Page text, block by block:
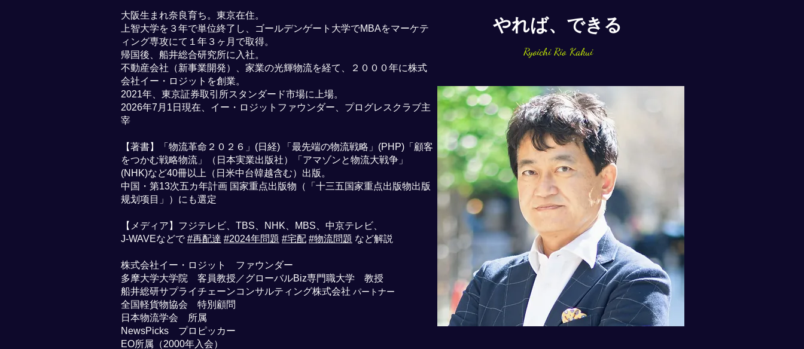
大阪生まれ奈良育ち。東京在住。
上智大学を３年で単位終了し、ゴールデンゲート大学でMBAをマーケテ
ィング専攻にて１年３ヶ月で取得。
帰国後、​船井総合研究所に入社。
不動産会社（新事業開発）、家業の光輝物流を経て、２０００年に株式
会社イー・ロジットを創業。
2021年、東京証券取引所スタンダード市場に上場。
2026年7月1日​現在、イー・ロジットファウンダー、プログレスクラブ主
宰
【著書】「物流革命２０２６」(日経) 「最先端の物流戦略」(PHP)「顧客
をつかむ戦略物流」（日本実業出版社）「アマゾンと物流大戦争」
(NHK)など40冊以上（日米中台韓越含む）出版。
中国・第13次五カ年計画 国家重点出版物（「十三五国家重点出版物出版
规划项目」）にも選定
【メディア】フジテレビ、TBS、NHK、MBS、中京テレビ、
J-WAVEなどで#再配達 #2024年問題 #宅配 #物流問題 など解説
株式会社イー・ロジット ファウンダー
多摩大学大学院 客員教授／グローバルBiz専門職大学 教授
船井総研サプライチェーンコンサルティング株式会社 パートナー
全国軽貨物協会 特別顧問
日本物流学会 所属
NewsPicks プロピッカー
EO所属（2000年入会）
やれば、できる
Ryoichi Rio Kakui